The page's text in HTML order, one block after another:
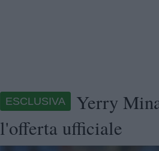
ESCLUSIVA
Yerry
l'offerta ufficiale